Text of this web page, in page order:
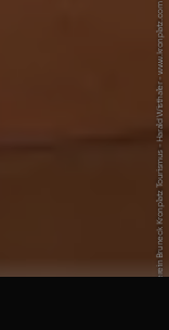
© Tourismusverein Bruneck Kronplatz Tourismus - Harald Wisthaler - www.kronplatz.com